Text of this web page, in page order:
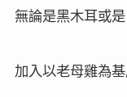
無論是黑木耳或
加入以老母雞為